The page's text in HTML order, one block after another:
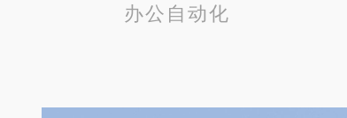
办公自动化